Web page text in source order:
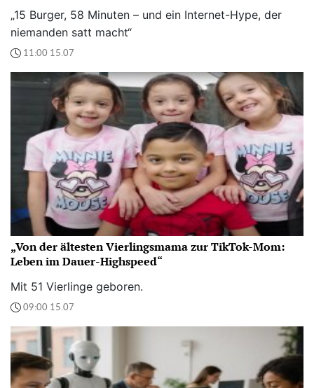
„15 Burger, 58 Minuten – und ein Internet-Hype, der
niemanden satt macht“
11:00 15.07
„Von der ältesten Vierlingsmama zur TikTok-Mom:
Leben im Dauer-Highspeed“
Mit 51 Vierlinge geboren.
09:00 15.07